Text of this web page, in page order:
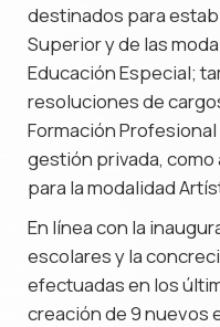
destinados para
Superior y de las
Educación Especial;
resoluciones de
Formación
gestión privada,
para la modalidad
En línea con la
escolares y la
efectuadas en los
creación de 9 nuevos